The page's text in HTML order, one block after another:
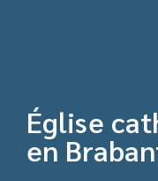
Église
en